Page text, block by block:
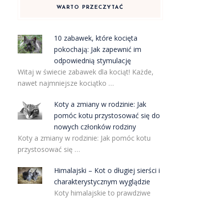
WARTO PRZECZYTAĆ
10 zabawek, które kocięta
pokochają: Jak zapewnić im
odpowiednią stymulację
Witaj w świecie zabawek dla kociąt! Każde,
nawet najmniejsze kociątko …
Koty a zmiany w rodzinie: Jak
pomóc kotu przystosować się do
nowych członków rodziny
Koty a zmiany w rodzinie: Jak pomóc kotu
przystosować się …
Himalajski – Kot o długiej sierści i
charakterystycznym wyglądzie
Koty himalajskie to prawdziwe